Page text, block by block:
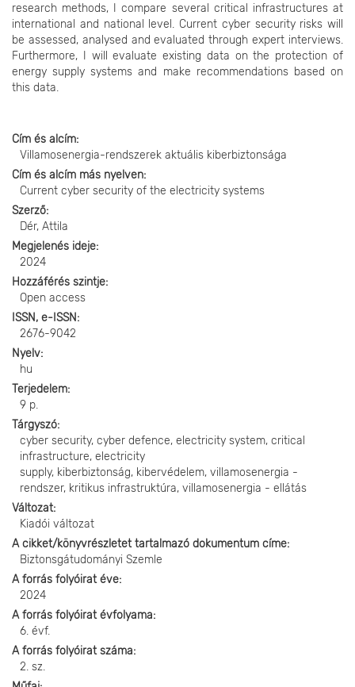
research methods, I compare several critical infrastructures at
international and national level. Current cyber security risks will
be assessed, analysed and evaluated through expert interviews.
Furthermore, I will evaluate existing data on the protection of
energy supply systems and make recommendations based on
this data.
Cím és alcím
Villamosenergia-rendszerek aktuális kiberbiztonsága
Cím és alcím más nyelven
Current cyber security of the electricity systems
Szerző
Dér, Attila
Megjelenés ideje
2024
Hozzáférés szintje
Open access
ISSN, e-ISSN
2676-9042
Nyelv
hu
Terjedelem
9 p.
Tárgyszó
cyber security, cyber defence, electricity system, critical
infrastructure, electricity
supply, kiberbiztonság, kibervédelem, villamosenergia -
rendszer, kritikus infrastruktúra, villamosenergia - ellátás
Változat
Kiadói változat
A cikket/könyvrészletet tartalmazó dokumentum címe
Biztonsgátudományi Szemle
A forrás folyóirat éve
2024
A forrás folyóirat évfolyama
6. évf.
A forrás folyóirat száma
2. sz.